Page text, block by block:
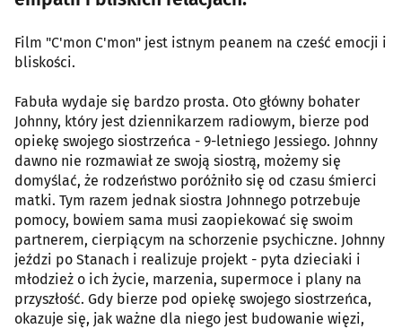
Film "C'mon C'mon" jest istnym peanem na cześć emocji i
bliskości.
Fabuła wydaje się bardzo prosta. Oto główny bohater
Johnny, który jest dziennikarzem radiowym, bierze pod
opiekę swojego siostrzeńca - 9-letniego Jessiego. Johnny
dawno nie rozmawiał ze swoją siostrą, możemy się
domyślać, że rodzeństwo poróżniło się od czasu śmierci
matki. Tym razem jednak siostra Johnnego potrzebuje
pomocy, bowiem sama musi zaopiekować się swoim
partnerem, cierpiącym na schorzenie psychiczne. Johnny
jeździ po Stanach i realizuje projekt - pyta dzieciaki i
młodzież o ich życie, marzenia, supermoce i plany na
przyszłość. Gdy bierze pod opiekę swojego siostrzeńca,
okazuje się, jak ważne dla niego jest budowanie więzi,